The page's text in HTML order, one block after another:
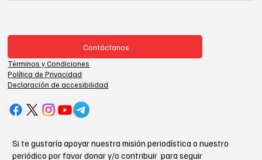
Contáctanos
Términos y Condiciones
Política de Privacidad
Declaración de accesibilidad
Si te gustaría apoyar nuestra misión periodística o nuestro
periódico por favor donar y/o contribuir para seguir